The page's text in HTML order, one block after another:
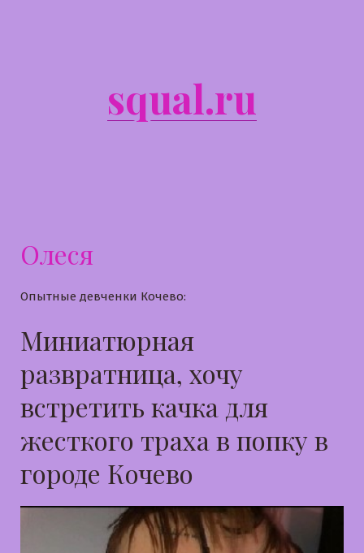
squal.ru
Олеся
Опытные девченки Кочево:
Миниатюрная
развратница, хочу
встретить качка для
жесткого траха в попку в
городе Кочево